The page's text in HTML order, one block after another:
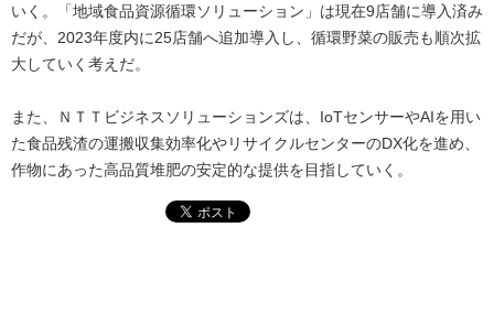
いく。「地域食品資源循環ソリューション」は現在9店舗に導入済み
だが、2023年度内に25店舗へ追加導入し、循環野菜の販売も順次拡
大していく考えだ。
また、ＮＴＴビジネスソリューションズは、IoTセンサーやAIを用い
た食品残渣の運搬収集効率化やリサイクルセンターのDX化を進め、
作物にあった高品質堆肥の安定的な提供を目指していく。